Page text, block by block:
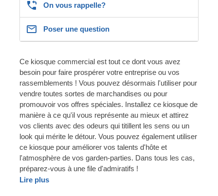
On vous rappelle?
Poser une question
Ce kiosque commercial est tout ce dont vous avez
besoin pour faire prospérer votre entreprise ou vos
rassemblements ! Vous pouvez désormais l'utiliser pour
vendre toutes sortes de marchandises ou pour
promouvoir vos offres spéciales. Installez ce kiosque de
manière à ce qu'il vous représente au mieux et attirez
vos clients avec des odeurs qui titillent les sens ou un
look qui mérite le détour. Vous pouvez également utiliser
ce kiosque pour améliorer vos talents d'hôte et
l'atmosphère de vos garden-parties. Dans tous les cas,
préparez-vous à une file d'admiratifs !
Lire plus